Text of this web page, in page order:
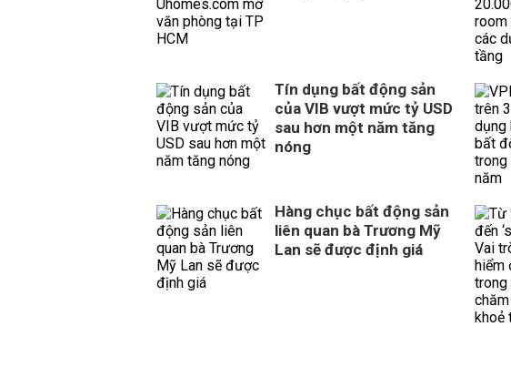
Tín dụng bất động sản
của VIB vượt mức tỷ USD
sau hơn một năm tăng
nóng
Hàng chục bất động sản
liên quan bà Trương Mỹ
Lan sẽ được định giá